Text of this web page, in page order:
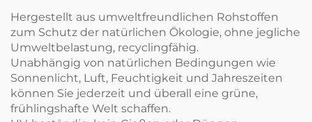
Hergestellt aus umweltfreundlichen Rohstoffen
zum Schutz der natürlichen Ökologie, ohne jegliche
Umweltbelastung, recyclingfähig.
Unabhängig von natürlichen Bedingungen wie
Sonnenlicht, Luft, Feuchtigkeit und Jahreszeiten
können Sie jederzeit und überall eine grüne,
frühlingshafte Welt schaffen.